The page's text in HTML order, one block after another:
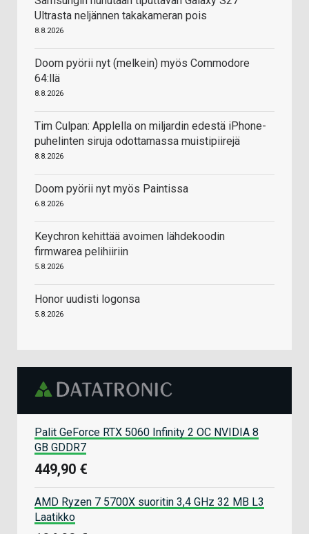
Ultrasta neljännen takakameran pois
8.8.2026
Doom pyörii nyt (melkein) myös Commodore
64:llä
8.8.2026
Tim Culpan: Applella on miljardin edestä iPhone-
puhelinten siruja odottamassa muistipiirejä
8.8.2026
Doom pyörii nyt myös Paintissa
6.8.2026
Keychron kehittää avoimen lähdekoodin
firmwarea pelihiiriin
5.8.2026
Honor uudisti logonsa
5.8.2026
Palit GeForce RTX 5060 Infinity 2 OC NVIDIA 8
GB GDDR7
449,90 €
AMD Ryzen 7 5700X suoritin 3,4 GHz 32 MB L3
Laatikko